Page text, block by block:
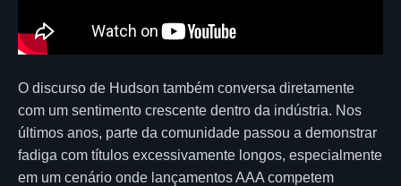
O discurso de Hudson também conversa diretamente
com um sentimento crescente dentro da indústria. Nos
últimos anos, parte da comunidade passou a demonstrar
fadiga com títulos excessivamente longos, especialmente
em um cenário onde lançamentos AAA competem